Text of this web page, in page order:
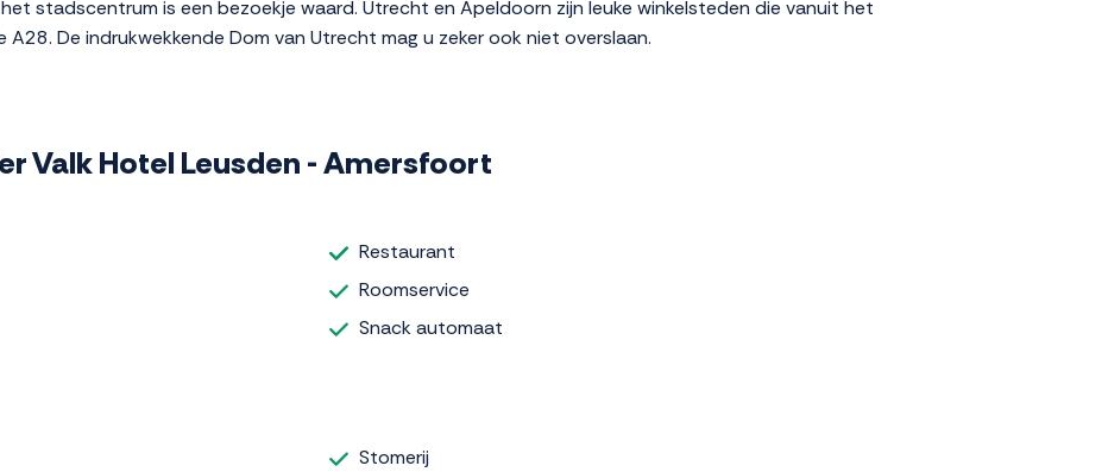
stadscentrum is een bezoekje waard. Utrecht en Apeldoorn zijn leuke winkelsteden die vanuit het
De indrukwekkende Dom van Utrecht mag u zeker ook niet overslaan.
Valk Hotel Leusden - Amersfoort
Restaurant
Roomservice
Snack automaat
Stomerij